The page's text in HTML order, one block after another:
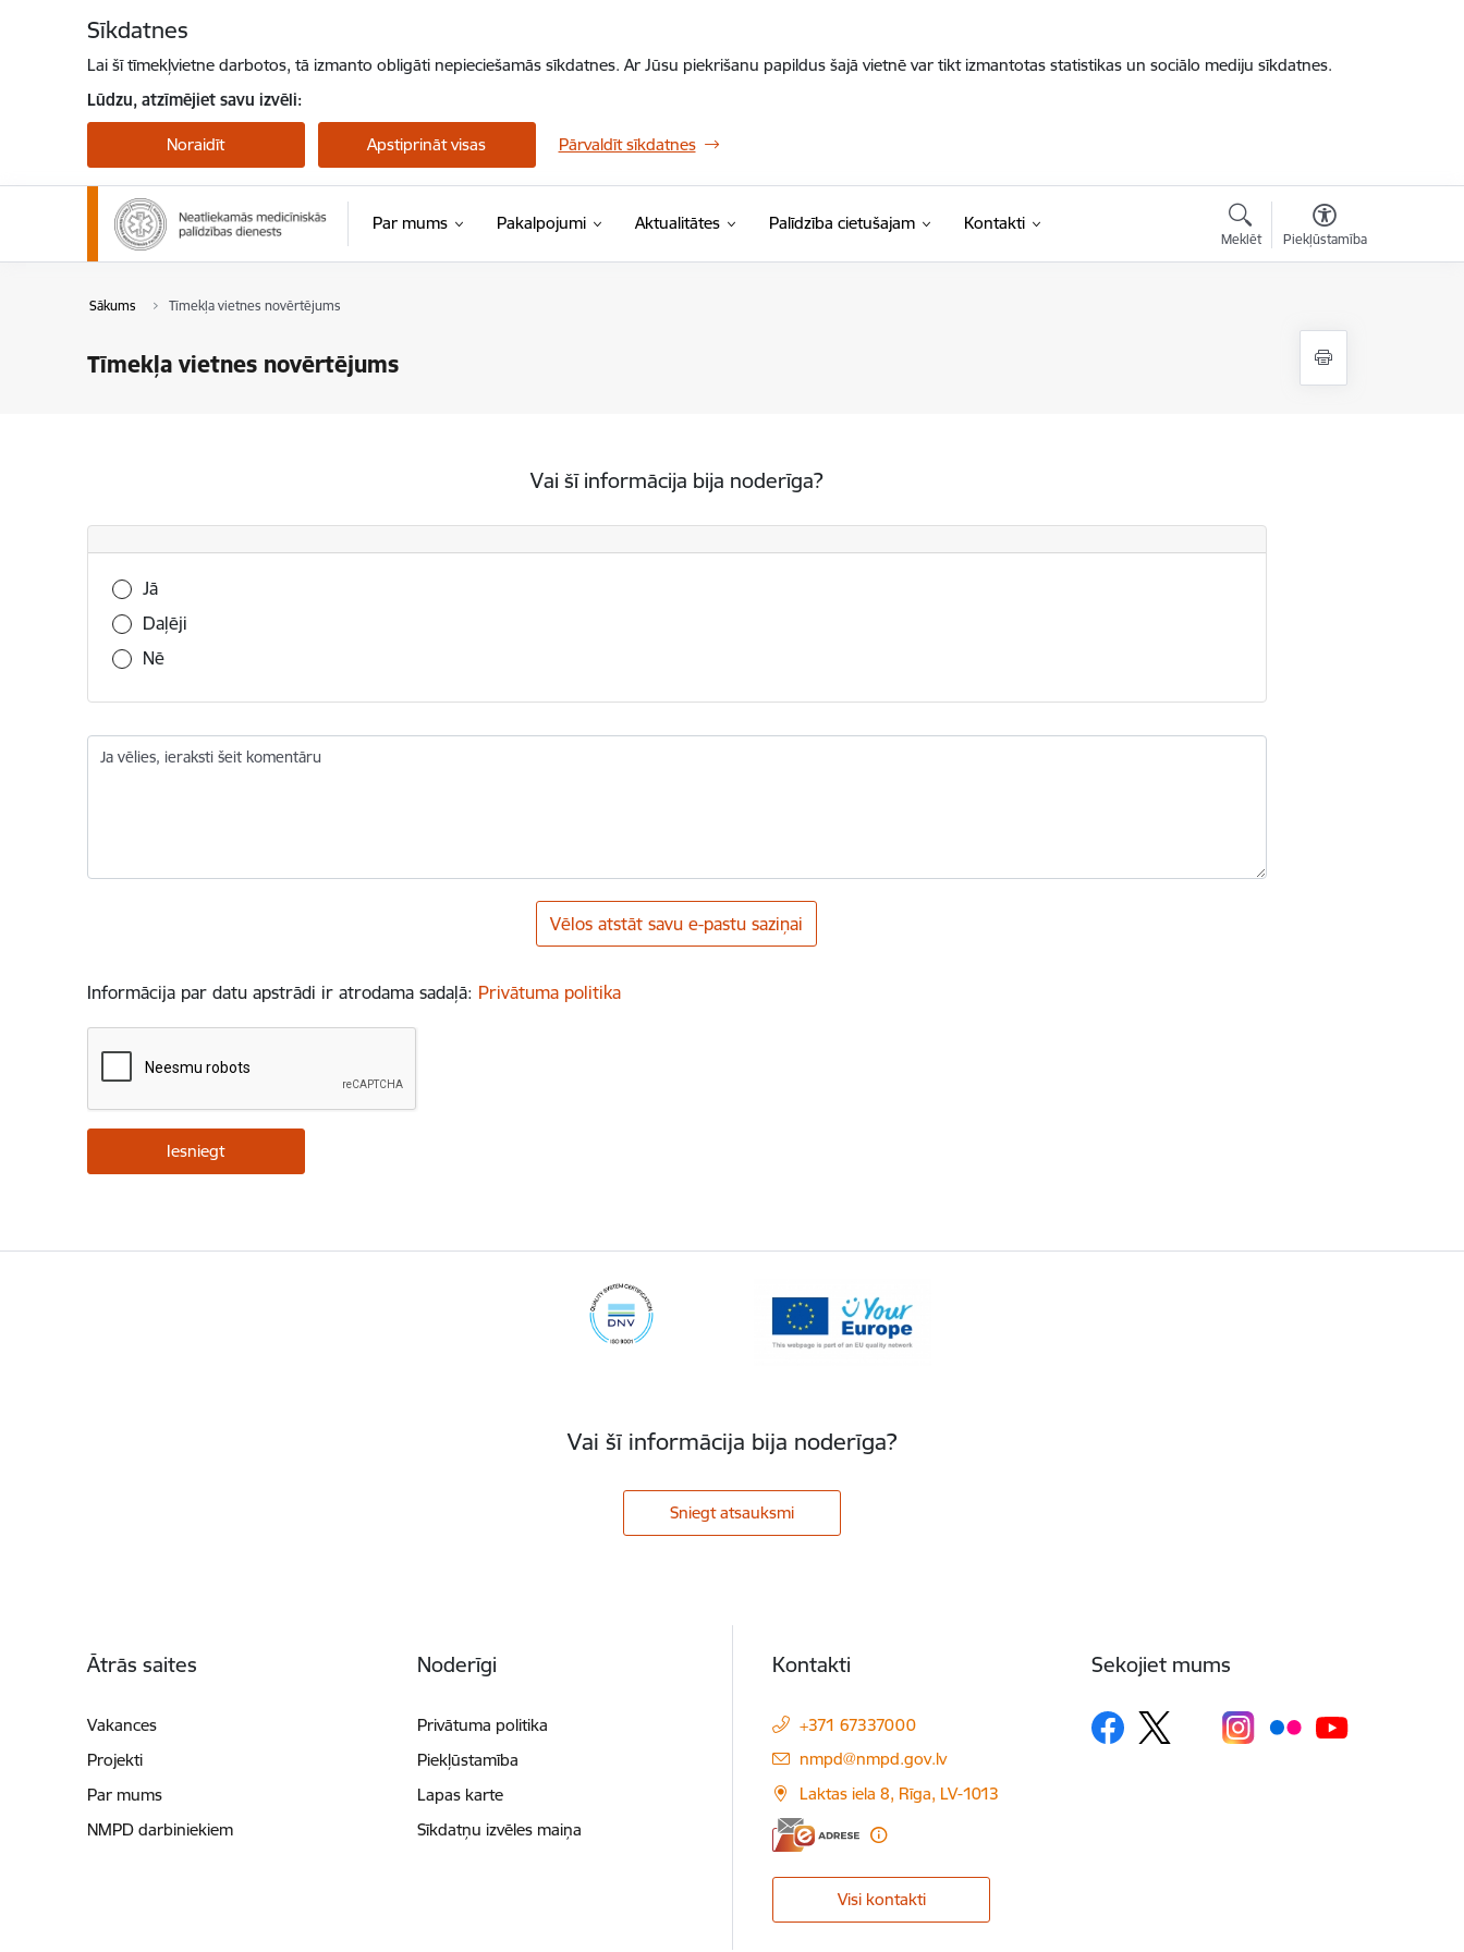
Sīkdatnes
Lai šī tīmekļvietne darbotos, tā izmanto obligāti nepieciešamās sīkdatnes. Ar Jūsu piekrišanu papildus šajā vietnē var tikt izmantotas statistikas un sociālo mediju sīkdatnes.
Lūdzu, atzīmējiet savu izvēli:
Noraidīt Apstiprināt visas Pārvaldīt sīkdatnes
Par mums Pakalpojumi Aktualitātes Palīdzība cietušajam Kontakti
Meklēt Piekļūstamība
Sākums Tīmekļa vietnes novērtējums
Tīmekļa vietnes novērtējums
Vai šī informācija bija noderīga?
Vai šī informācija bija noderīga?
Jā
Daļēji
Nē
Ja vēlies, ieraksti šeit komentāru
Vēlos atstāt savu e-pastu saziņai
Informācija par datu apstrādi ir atrodama sadaļā: Privātuma politika
Vai šī informācija bija noderīga?
Sniegt atsauksmi
Ātrās saites
Vakances
Projekti
Par mums
NMPD darbiniekiem
Noderīgi
Privātuma politika
Piekļūstamība
Lapas karte
Sīkdatņu izvēles maiņa
Kontakti
+371 67337000
E-pasts:
nmpd@nmpd.gov.lv
Laktas iela 8, Rīga, LV-1013
Visi kontakti
Sekojiet mums